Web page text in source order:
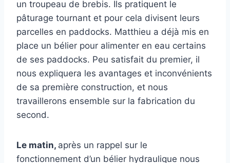
un troupeau de brebis. Ils pratiquent le
pâturage tournant et pour cela divisent leurs
parcelles en paddocks. Matthieu a déjà mis en
place un bélier pour alimenter en eau certains
de ses paddocks. Peu satisfait du premier, il
nous expliquera les avantages et inconvénients
de sa première construction, et nous
travaillerons ensemble sur la fabrication du
second.
Le matin, après un rappel sur le
fonctionnement d’un bélier hydraulique nous